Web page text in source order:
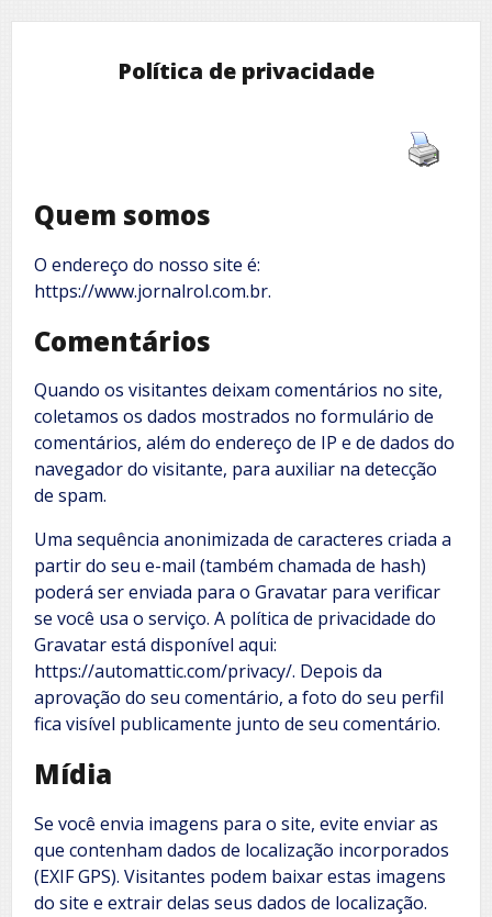
Política de privacidade
Quem somos
O endereço do nosso site é:
https://www.jornalrol.com.br.
Comentários
Quando os visitantes deixam comentários no site,
coletamos os dados mostrados no formulário de
comentários, além do endereço de IP e de dados do
navegador do visitante, para auxiliar na detecção
de spam.
Uma sequência anonimizada de caracteres criada a
partir do seu e-mail (também chamada de hash)
poderá ser enviada para o Gravatar para verificar
se você usa o serviço. A política de privacidade do
Gravatar está disponível aqui:
https://automattic.com/privacy/. Depois da
aprovação do seu comentário, a foto do seu perfil
fica visível publicamente junto de seu comentário.
Mídia
Se você envia imagens para o site, evite enviar as
que contenham dados de localização incorporados
(EXIF GPS). Visitantes podem baixar estas imagens
do site e extrair delas seus dados de localização.